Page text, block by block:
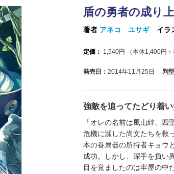
盾の勇者の成り
著者 アネコ ユサギ イラ
定価： 1,540円 （本体1,400円＋
発売日： 2014年11月25日 判
強敵を追ってたどり着
「オレの名前は風山絆、四
危機に瀕した尚文たちを救
本の眷属器の所持者キョウ
成功。しかし、深手を負い
目を覚ましたのは牢屋の中